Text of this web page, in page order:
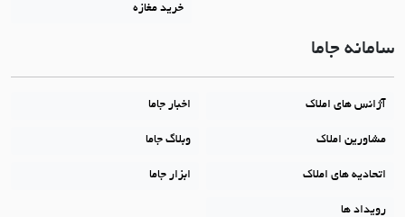
خرید مغازه
سامانه جاما
آژانس های املاک اخبار جاما
مشاورین املاک وبلاگ جاما
اتحادیه های املاک ابزار جاما
رویداد ها